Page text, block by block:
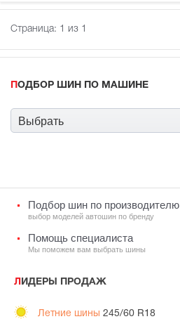
Страница: 1 из 1
ПОДБОР ШИН ПО МАШИНЕ
Выбрать
Подбор шин по производителю
выбор моделей автошин по бренду
Помощь специалиста
Мы поможем вам выбрать шины
ЛИДЕРЫ ПРОДАЖ
Летние шины 245/60 R18